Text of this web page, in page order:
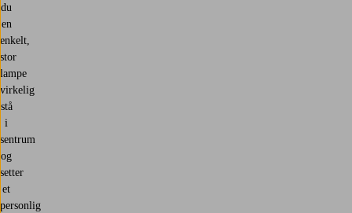
du
en
enkelt,
stor
lampe
virkelig
stå
i
sentrum
og
setter
et
personlig